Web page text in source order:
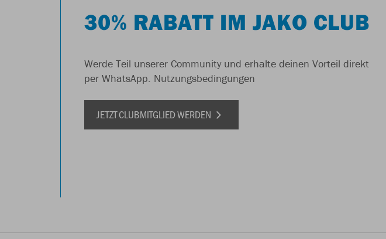
30% RABATT IM JAKO CLUB
Werde Teil unserer Community und erhalte deinen Vorteil direkt
per WhatsApp. Nutzungsbedingungen
JETZT CLUBMITGLIED WERDEN